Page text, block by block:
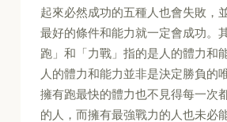
起來必然成功的五種人也會失敗，
最好的條件和能力就一定會成功。
跑」和「力戰」指的是人的體力和
人的體力和能力並非是決定勝負的
擁有跑最快的體力也不見得每一次
的人，而擁有最強戰力的人也未必